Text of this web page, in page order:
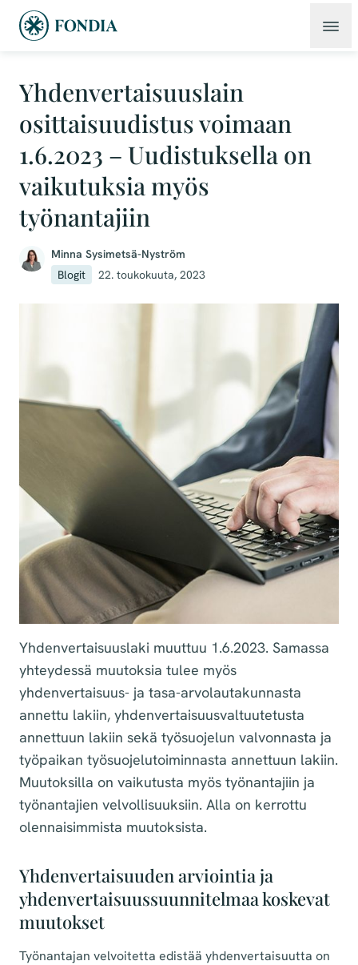
Yhdenvertaisuuslain
osittaisuudistus voimaan
1.6.2023 – Uudistuksella on
vaikutuksia myös
työnantajiin
Minna Sysimetsä-Nyström
Blogit
22. toukokuuta, 2023
Yhdenvertaisuuslaki muuttuu 1.6.2023. Samassa
yhteydessä muutoksia tulee myös
yhdenvertaisuus- ja tasa-arvolautakunnasta
annettu lakiin, yhdenvertaisuusvaltuutetusta
annettuun lakiin sekä työsuojelun valvonnasta ja
työpaikan työsuojelutoiminnasta annettuun lakiin.
Muutoksilla on vaikutusta myös työnantajiin ja
työnantajien velvollisuuksiin. Alla on kerrottu
olennaisimmista muutoksista.
Yhdenvertaisuuden arviointia ja
yhdenvertaisuussuunnitelmaa koskevat
muutokset
Työnantajan velvoitetta edistää yhdenvertaisuutta on